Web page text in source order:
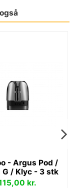
- Argus Pod /
G / Klyc - 3 stk
kr.